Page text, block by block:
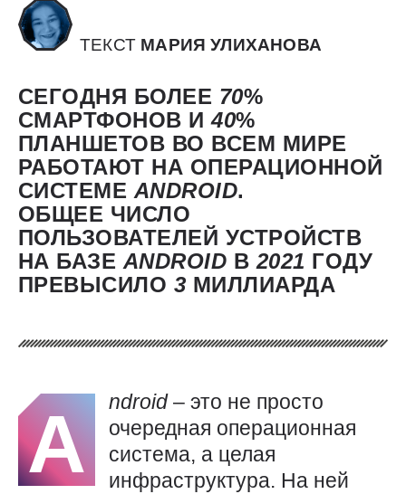
ТЕКСТ МАРИЯ УЛИХАНОВА
СЕГОДНЯ БОЛЕЕ 70%
СМАРТФОНОВ И40%
ПЛАНШЕТОВ ВО ВСЕМ МИРЕ
РАБОТАЮТ НА ОПЕРАЦИОННОЙ
СИСТЕМЕ ANDROID.
ОБЩЕЕ ЧИСЛО
ПОЛЬЗОВАТЕЛЕЙ УСТРОЙСТВ
НА БАЗЕ ANDROID В 2021 ГОДУ
ПРЕВЫСИЛО 3 МИЛЛИАРДА
A ndroid– это не просто
очередная операционная
система, а целая
инфраструктура. На ней